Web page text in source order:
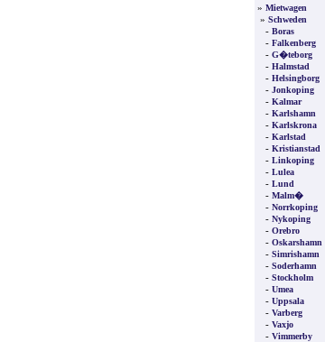
» Mietwagen
» Schweden
- Boras
- Falkenberg
- G�teborg
- Halmstad
- Helsingborg
- Jonkoping
- Kalmar
- Karlshamn
- Karlskrona
- Karlstad
- Kristianstad
- Linkoping
- Lulea
- Lund
- Malm�
- Norrkoping
- Nykoping
- Orebro
- Oskarshamn
- Simrishamn
- Soderhamn
- Stockholm
- Umea
- Uppsala
- Varberg
- Vaxjo
- Vimmerby